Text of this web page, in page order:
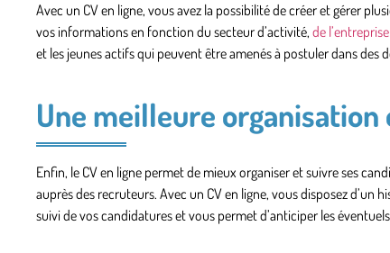
Avec un CV en ligne, vous avez la possibilité decréer et gérer
vos informations en fonction du secteur d’activité, de
et les jeunes actifs qui peuvent être amenés à postuler dans des
Une meilleure
Enfin, le CV en ligne permet de mieux organiser et suivreses
auprès des recruteurs. Avec un CV en ligne, vous disposez
suivi de vos candidatures et vous permet d’anticiper les